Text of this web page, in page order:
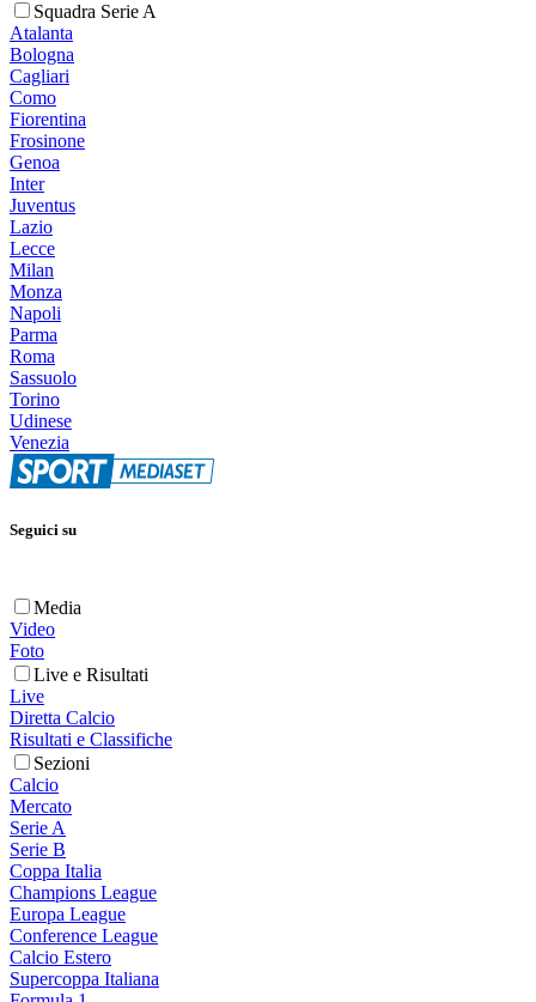
Squadra Serie A
Atalanta
Bologna
Cagliari
Como
Fiorentina
Frosinone
Genoa
Inter
Juventus
Lazio
Lecce
Milan
Monza
Napoli
Parma
Roma
Sassuolo
Torino
Udinese
Venezia
Seguici su
Media
Video
Foto
Live e Risultati
Live
Diretta Calcio
Risultati e Classifiche
Sezioni
Calcio
Mercato
Serie A
Serie B
Coppa Italia
Champions League
Europa League
Conference League
Calcio Estero
Supercoppa Italiana